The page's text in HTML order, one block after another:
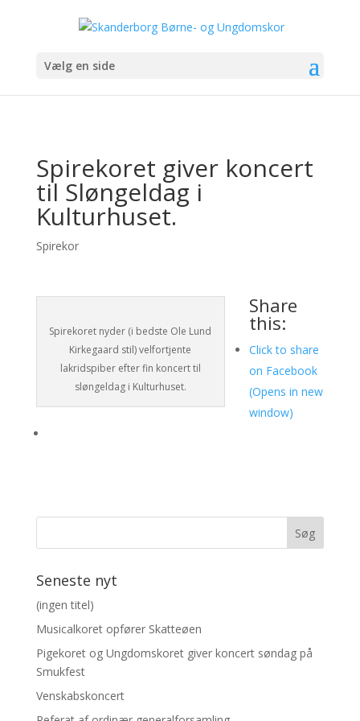
Vælg en side
Spirekoret giver koncert
til Sløngeldag i
Kulturhuset.
Spirekor
Spirekoret nyder (i bedste Ole Lund
Kirkegaard stil) velfortjente
lakridspiber efter fin koncert til
sløngeldag i Kulturhuset.
Share
this:
Click to share
on Facebook
(Opens in new
window)
Seneste nyt
(ingen titel)
Musicalkoret opfører Skatteøen
Pigekoret og Ungdomskoret giver koncert søndag på
Smukfest
Venskabskoncert